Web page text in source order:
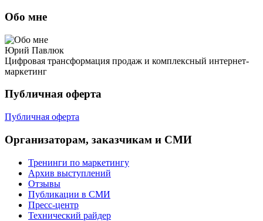
Обо мне
Юрий Павлюк
Цифровая трансформация продаж и комплексный интернет-
маркетинг
Публичная оферта
Публичная оферта
Организаторам, заказчикам и СМИ
Тренинги по маркетингу
Архив выступлений
Отзывы
Публикации в СМИ
Пресс-центр
Технический райдер